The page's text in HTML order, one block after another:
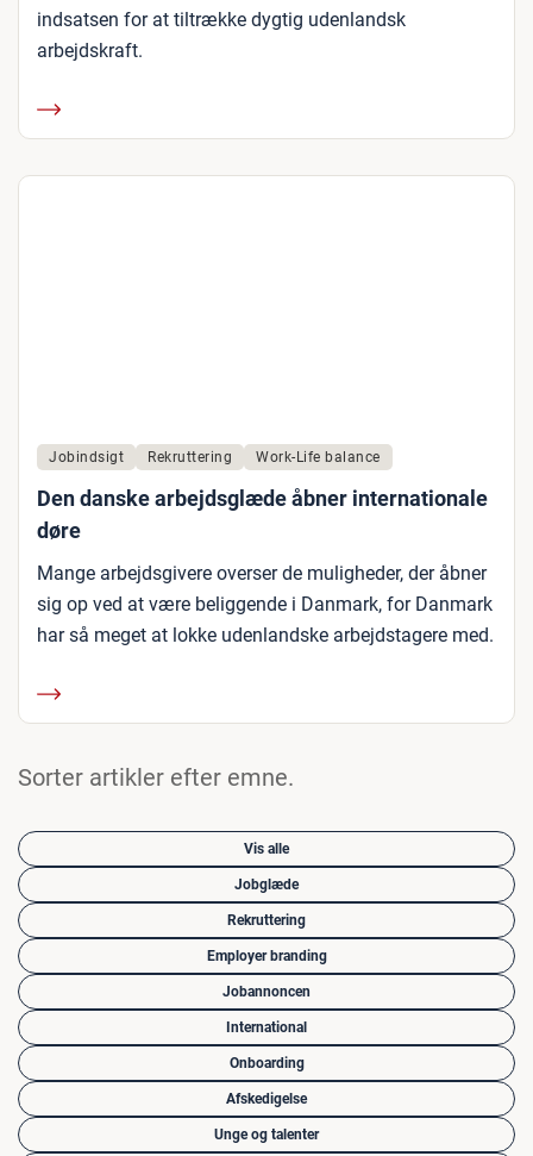
indsatsen for at tiltrække dygtig udenlandsk
arbejdskraft.
Jobindsigt Rekruttering Work-Life balance
Den danske arbejdsglæde åbner internationale
døre
Mange arbejdsgivere overser de muligheder, der åbner
sig op ved at være beliggende i Danmark, for Danmark
har så meget at lokke udenlandske arbejdstagere med.
Sorter artikler efter emne.
Vis alle
Jobglæde
Rekruttering
Employer branding
Jobannoncen
International
Onboarding
Afskedigelse
Unge og talenter